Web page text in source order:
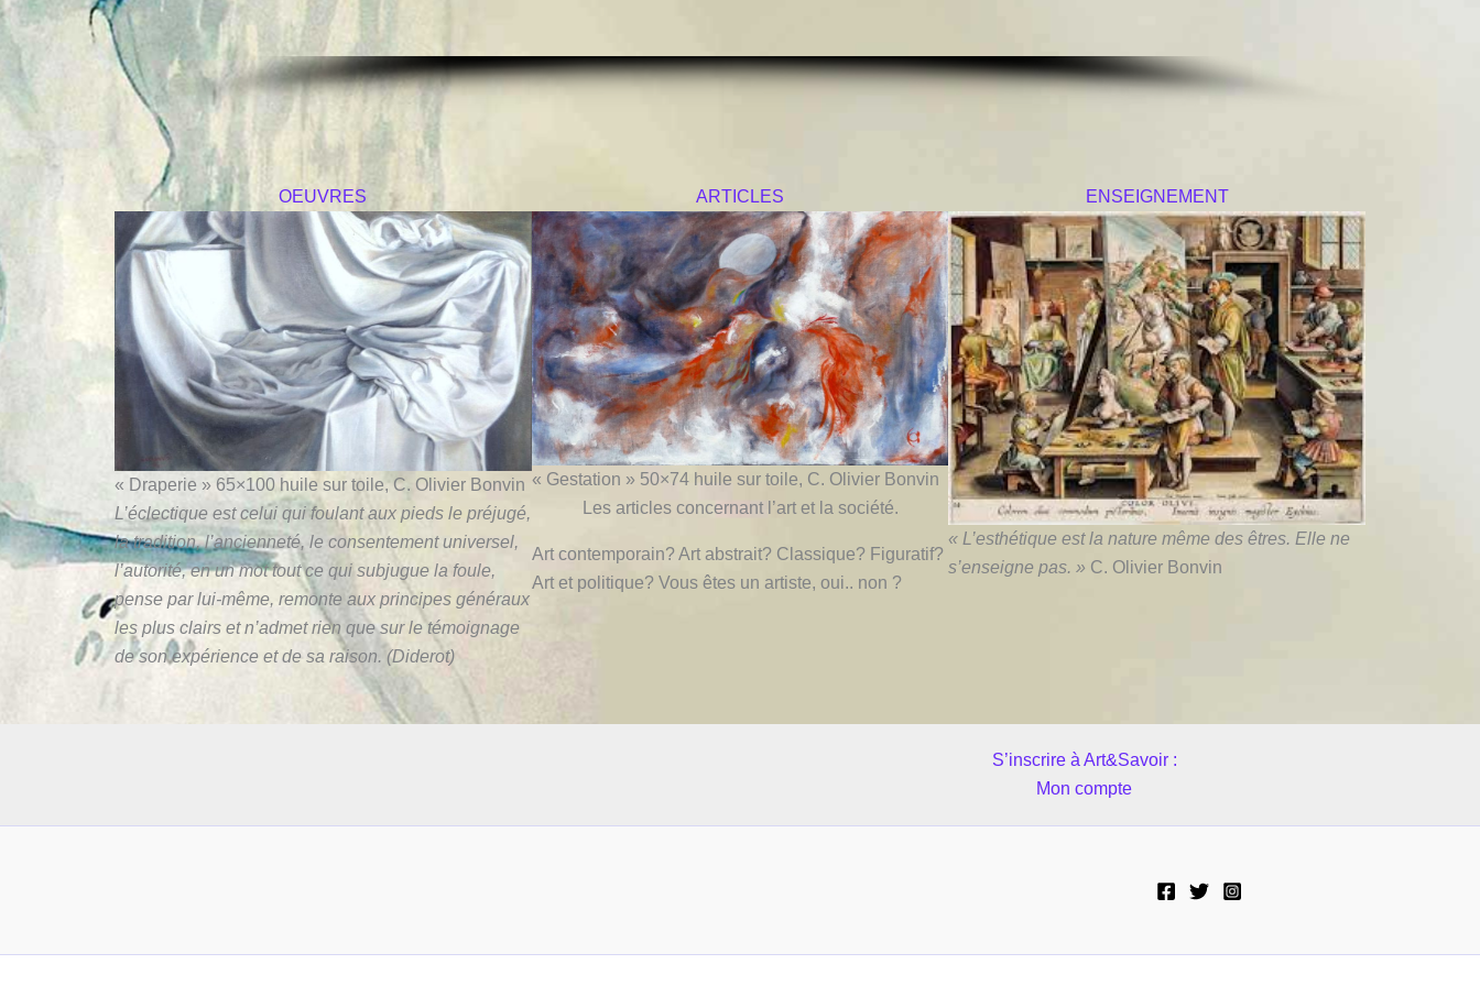
OEUVRES
« Draperie » 65×100 huile sur toile, C. Olivier Bonvin
L’éclectique est celui qui foulant aux pieds le préjugé,
la tradition, l’ancienneté, le consentement universel,
l’autorité, en un mot tout ce qui subjugue la foule,
pense par lui-même, remonte aux principes généraux
les plus clairs et n’admet rien que sur le témoignage
de son expérience et de sa raison. (Diderot)
ARTICLES
« Gestation » 50×74 huile sur toile, C. Olivier Bonvin
Les articles concernant l’art et la société.
Art contemporain? Art abstrait? Classique? Figuratif?
Art et politique? Vous êtes un artiste, oui.. non ?
ENSEIGNEMENT
« L’esthétique est la nature même des êtres. Elle ne
s’enseigne pas. » C. Olivier Bonvin
S’inscrire à Art&Savoir :
Mon compte